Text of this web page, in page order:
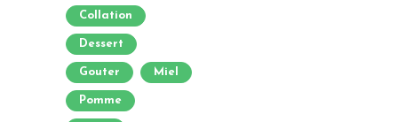
Collation
Dessert
Gouter Miel
Pomme